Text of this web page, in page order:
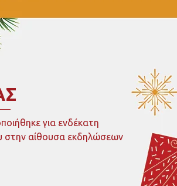
για ενδέκατη
στην αίθουσα εκδηλώσεων